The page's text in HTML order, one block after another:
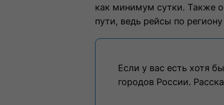
Сотрудничаем с мастерами слова,
влюбленными в путешествия.
как минимум сутки. Также
пути, ведь рейсы по
Если у вас есть хотя
городов России.